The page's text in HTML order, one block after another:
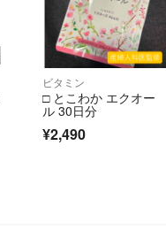
ビタミン
□ とこわか エクオー
ル 30日分
¥2,490